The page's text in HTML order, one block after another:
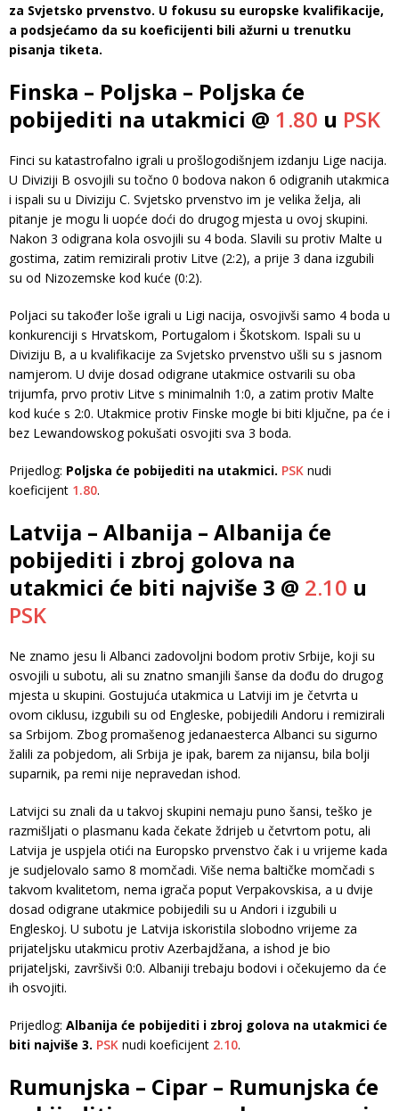
za Svjetsko prvenstvo. U fokusu su europske kvalifikacije,
a podsjećamo da su koeficijenti bili ažurni u trenutku
pisanja tiketa.
Finska – Poljska – Poljska će
pobijediti na utakmici @ 1.80 u PSK
Finci su katastrofalno igrali u prošlogodišnjem izdanju Lige nacija.
U Diviziji B osvojili su točno 0 bodova nakon 6 odigranih utakmica
i ispali su u Diviziju C. Svjetsko prvenstvo im je velika želja, ali
pitanje je mogu li uopće doći do drugog mjesta u ovoj skupini.
Nakon 3 odigrana kola osvojili su 4 boda. Slavili su protiv Malte u
gostima, zatim remizirali protiv Litve (2:2), a prije 3 dana izgubili
su od Nizozemske kod kuće (0:2).
Poljaci su također loše igrali u Ligi nacija, osvojivši samo 4 boda u
konkurenciji s Hrvatskom, Portugalom i Škotskom. Ispali su u
Diviziju B, a u kvalifikacije za Svjetsko prvenstvo ušli su s jasnom
namjerom. U dvije dosad odigrane utakmice ostvarili su oba
trijumfa, prvo protiv Litve s minimalnih 1:0, a zatim protiv Malte
kod kuće s 2:0. Utakmice protiv Finske mogle bi biti ključne, pa će i
bez Lewandowskog pokušati osvojiti sva 3 boda.
Prijedlog: Poljska će pobijediti na utakmici. PSK nudi
koeficijent 1.80.
Latvija – Albanija – Albanija će
pobijediti i zbroj golova na
utakmici će biti najviše 3 @ 2.10 u
PSK
Ne znamo jesu li Albanci zadovoljni bodom protiv Srbije, koji su
osvojili u subotu, ali su znatno smanjili šanse da dođu do drugog
mjesta u skupini. Gostujuća utakmica u Latviji im je četvrta u
ovom ciklusu, izgubili su od Engleske, pobijedili Andoru i remizirali
sa Srbijom. Zbog promašenog jedanaesterca Albanci su sigurno
žalili za pobjedom, ali Srbija je ipak, barem za nijansu, bila bolji
suparnik, pa remi nije nepravedan ishod.
Latvijci su znali da u takvoj skupini nemaju puno šansi, teško je
razmišljati o plasmanu kada čekate ždrijeb u četvrtom potu, ali
Latvija je uspjela otići na Europsko prvenstvo čak i u vrijeme kada
je sudjelovalo samo 8 momčadi. Više nema baltičke momčadi s
takvom kvalitetom, nema igrača poput Verpakovskisa, a u dvije
dosad odigrane utakmice pobijedili su u Andori i izgubili u
Engleskoj. U subotu je Latvija iskoristila slobodno vrijeme za
prijateljsku utakmicu protiv Azerbajdžana, a ishod je bio
prijateljski, završivši 0:0. Albaniji trebaju bodovi i očekujemo da će
ih osvojiti.
Prijedlog: Albanija će pobijediti i zbroj golova na utakmici će
biti najviše 3. PSK nudi koeficijent 2.10.
Rumunjska – Cipar – Rumunjska će